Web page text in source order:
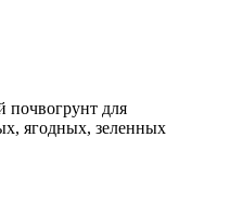
почвогрунт для
ягодных, зеленных